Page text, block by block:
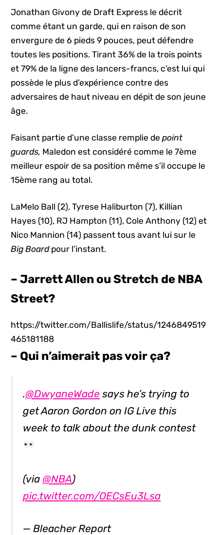
Jonathan Givony de Draft Express le décrit
comme étant un garde, qui en raison de son
envergure de 6 pieds 9 pouces, peut défendre
toutes les positions. Tirant 36% de la trois points
et 79% de la ligne des lancers-francs, c’est lui qui
possède le plus d’expérience contre des
adversaires de haut niveau en dépit de son jeune
âge.
Faisant partie d’une classe remplie depoint
guards, Maledon est considéré comme le 7ème
meilleur espoir de sa position même s’il occupe le
15ème rang au total.
LaMelo Ball (2), Tyrese Haliburton (7), Killian
Hayes (10), RJ Hampton (11), Cole Anthony (12) et
Nico Mannion (14) passent tous avant lui sur le
Big Boardpour l’instant.
– Jarrett Allen ou Stretch de NBA
Street?
https://twitter.com/Ballislife/status/1246849519
465181188
– Qui n’aimerait pas voir ça?
.@DwyaneWade says he’s trying to
get Aaron Gordon on IG Live this
week to talk about the dunk contest
(via @NBA)
pic.twitter.com/OECsEu3Lsa
— Bleacher Report